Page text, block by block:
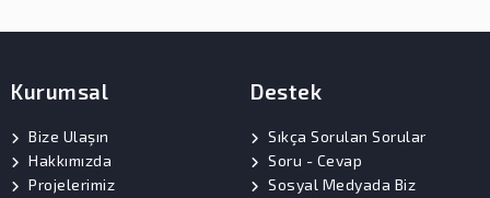
Kurumsal
Bize Ulaşın
Hakkımızda
Projelerimiz
Destek
Sıkça Sorulan Sorular
Soru - Cevap
Sosyal Medyada Biz